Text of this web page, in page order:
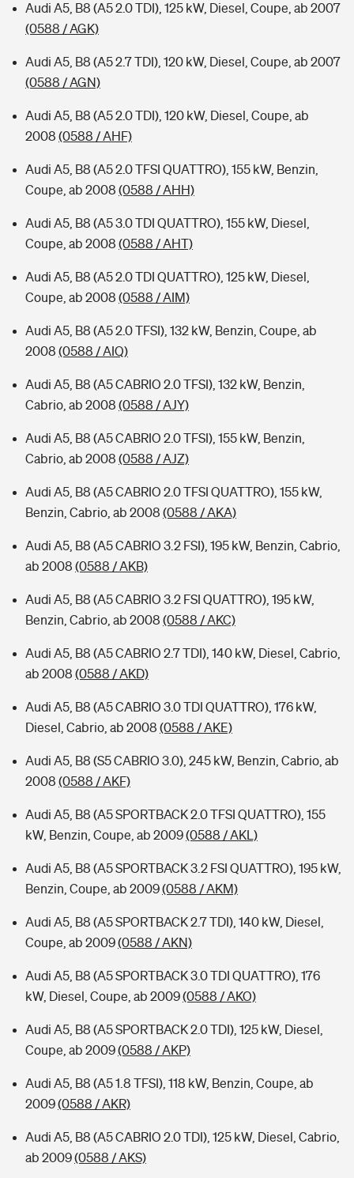
Audi A5, B8 (A5 2.0 TDI), 125 kW, Diesel, Coupe, ab 2007
(0588 / AGK)
Audi A5, B8 (A5 2.7 TDI), 120 kW, Diesel, Coupe, ab 2007
(0588 / AGN)
Audi A5, B8 (A5 2.0 TDI), 120 kW, Diesel, Coupe, ab
2008 (0588 / AHF)
Audi A5, B8 (A5 2.0 TFSI QUATTRO), 155 kW, Benzin,
Coupe, ab 2008 (0588 / AHH)
Audi A5, B8 (A5 3.0 TDI QUATTRO), 155 kW, Diesel,
Coupe, ab 2008 (0588 / AHT)
Audi A5, B8 (A5 2.0 TDI QUATTRO), 125 kW, Diesel,
Coupe, ab 2008 (0588 / AIM)
Audi A5, B8 (A5 2.0 TFSI), 132 kW, Benzin, Coupe, ab
2008 (0588 / AIQ)
Audi A5, B8 (A5 CABRIO 2.0 TFSI), 132 kW, Benzin,
Cabrio, ab 2008 (0588 / AJY)
Audi A5, B8 (A5 CABRIO 2.0 TFSI), 155 kW, Benzin,
Cabrio, ab 2008 (0588 / AJZ)
Audi A5, B8 (A5 CABRIO 2.0 TFSI QUATTRO), 155 kW,
Benzin, Cabrio, ab 2008 (0588 / AKA)
Audi A5, B8 (A5 CABRIO 3.2 FSI), 195 kW, Benzin, Cabrio,
ab 2008 (0588 / AKB)
Audi A5, B8 (A5 CABRIO 3.2 FSI QUATTRO), 195 kW,
Benzin, Cabrio, ab 2008 (0588 / AKC)
Audi A5, B8 (A5 CABRIO 2.7 TDI), 140 kW, Diesel, Cabrio,
ab 2008 (0588 / AKD)
Audi A5, B8 (A5 CABRIO 3.0 TDI QUATTRO), 176 kW,
Diesel, Cabrio, ab 2008 (0588 / AKE)
Audi A5, B8 (S5 CABRIO 3.0), 245 kW, Benzin, Cabrio, ab
2008 (0588 / AKF)
Audi A5, B8 (A5 SPORTBACK 2.0 TFSI QUATTRO), 155
kW, Benzin, Coupe, ab 2009(0588 / AKL)
Audi A5, B8 (A5 SPORTBACK 3.2 FSI QUATTRO), 195 kW,
Benzin, Coupe, ab 2009(0588 / AKM)
Audi A5, B8 (A5 SPORTBACK 2.7 TDI), 140 kW, Diesel,
Coupe, ab 2009(0588 / AKN)
Audi A5, B8 (A5 SPORTBACK 3.0 TDI QUATTRO), 176
kW, Diesel, Coupe, ab 2009(0588 / AKO)
Audi A5, B8 (A5 SPORTBACK 2.0 TDI), 125 kW, Diesel,
Coupe, ab 2009(0588 / AKP)
Audi A5, B8 (A5 1.8 TFSI), 118 kW, Benzin, Coupe, ab
2009(0588 / AKR)
Audi A5, B8 (A5 CABRIO 2.0 TDI), 125 kW, Diesel, Cabrio,
ab 2009(0588 / AKS)